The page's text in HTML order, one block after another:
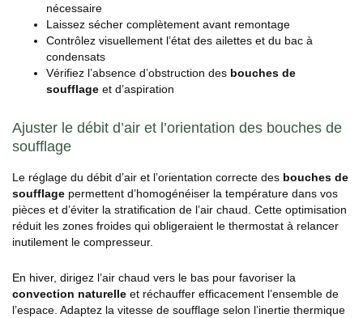
nécessaire
Laissez sécher complètement avant remontage
Contrôlez visuellement l’état des ailettes et du bac à
condensats
Vérifiez l’absence d’obstruction des bouches de
soufflage et d’aspiration
Ajuster le débit d’air et l’orientation des bouches de
soufflage
Le réglage du débit d’air et l’orientation correcte des bouches de
soufflage permettent d’homogénéiser la température dans vos
pièces et d’éviter la stratification de l’air chaud. Cette optimisation
réduit les zones froides qui obligeraient le thermostat à relancer
inutilement le compresseur.
En hiver, dirigez l’air chaud vers le bas pour favoriser la
convection naturelle et réchauffer efficacement l’ensemble de
l’espace. Adaptez la vitesse de soufflage selon l’inertie thermique